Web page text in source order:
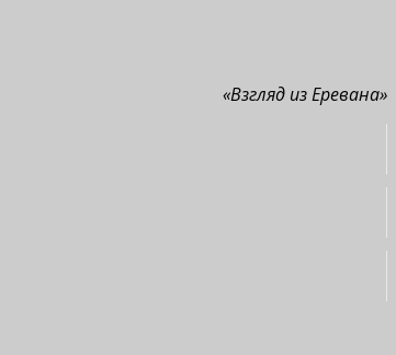
«Взгляд из Еревана»